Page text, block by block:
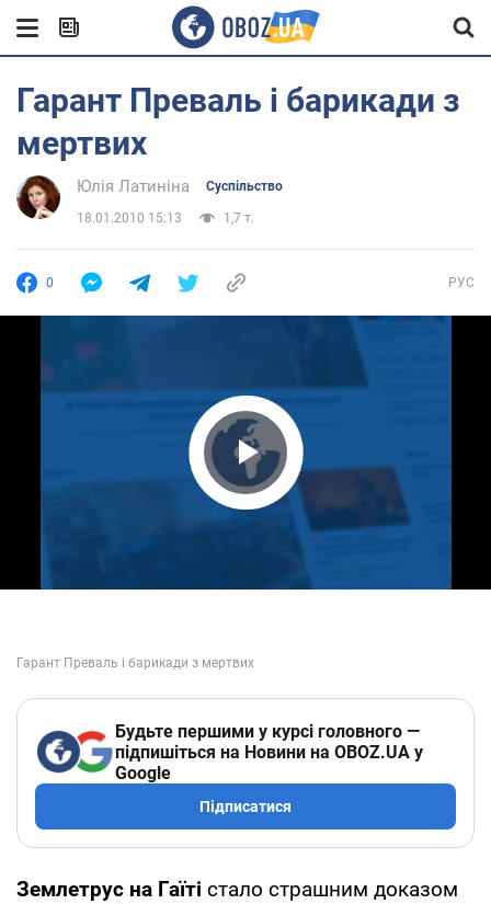
Гарант Преваль і барикади з
мертвих
Юлія Латиніна Суспільство
18.01.2010 15:13 1,7 т.
0 РУС
Play Video
Будьте першими у курсі головного —
підпишіться на Новини на OBOZ.UA у
Google
Підписатися
Землетрус на Гаїті стало страшним доказом